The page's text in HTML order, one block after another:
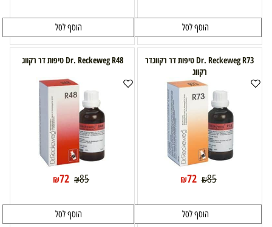
הוסף לסל הוסף לסל
Dr. Reckeweg R73 טיפות דר רקווגדר
רקווג
₪85
₪72
הוסף לסל
Dr. Reckeweg R48 טיפות דר רקווג
₪85
₪72
הוסף לסל